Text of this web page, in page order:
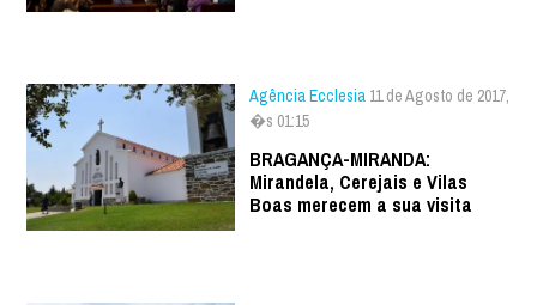
Agência Ecclesia 11 de Agosto de 2017,
�s 01:15
BRAGANÇA-MIRANDA:
Mirandela, Cerejais e Vilas
Boas merecem a sua visita